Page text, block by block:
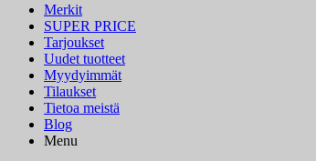
Merkit
SUPER PRICE
Tarjoukset
Uudet tuotteet
Myydyimmät
Tilaukset
Tietoa meistä
Blog
Menu